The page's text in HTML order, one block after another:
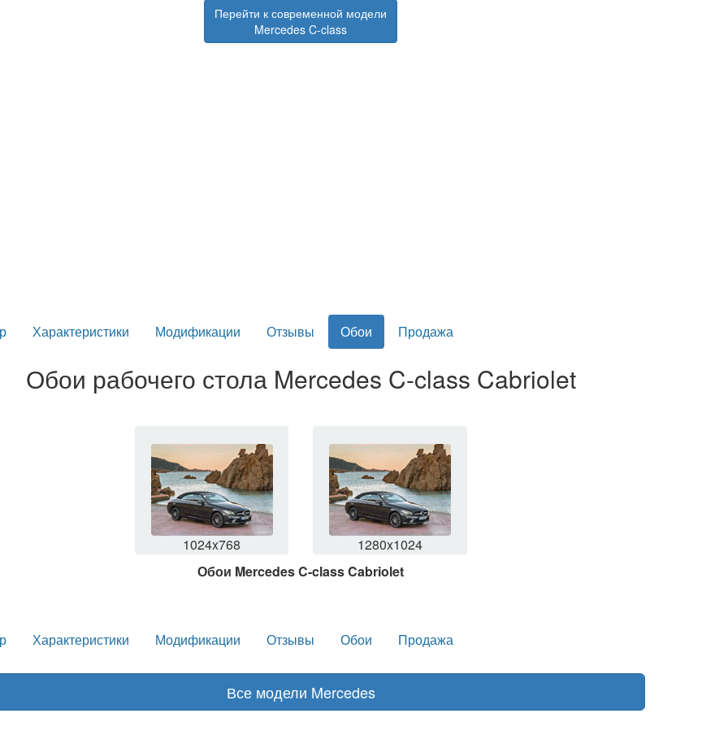
Перейти к современной модели
Mercedes C-class
Характеристики Модификации Отзывы Обои Продажа
Обои рабочего стола Mercedes C-class Cabriolet
1024x768
1280x1024
Обои Mercedes C-class Cabriolet
Характеристики Модификации Отзывы Обои Продажа
Все модели Mercedes